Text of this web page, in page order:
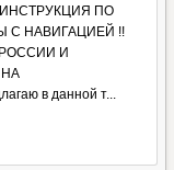
ПО
С НАВИГАЦИЕЙ !!
И
в данной т...